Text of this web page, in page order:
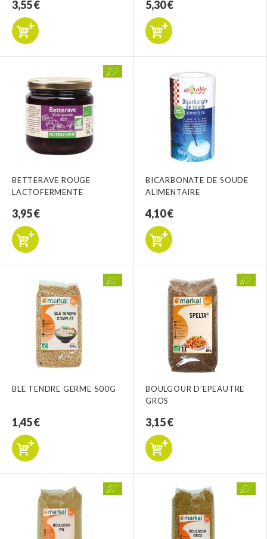
3,55 € 5,30 €
BETTERAVE ROUGE
LACTOFERMENTE
3,95 €
BICARBONATE DE SOUDE
ALIMENTAIRE
4,10 €
BLE TENDRE GERME 500G
1,45 €
BOULGOUR D'EPEAUTRE
GROS
3,15 €